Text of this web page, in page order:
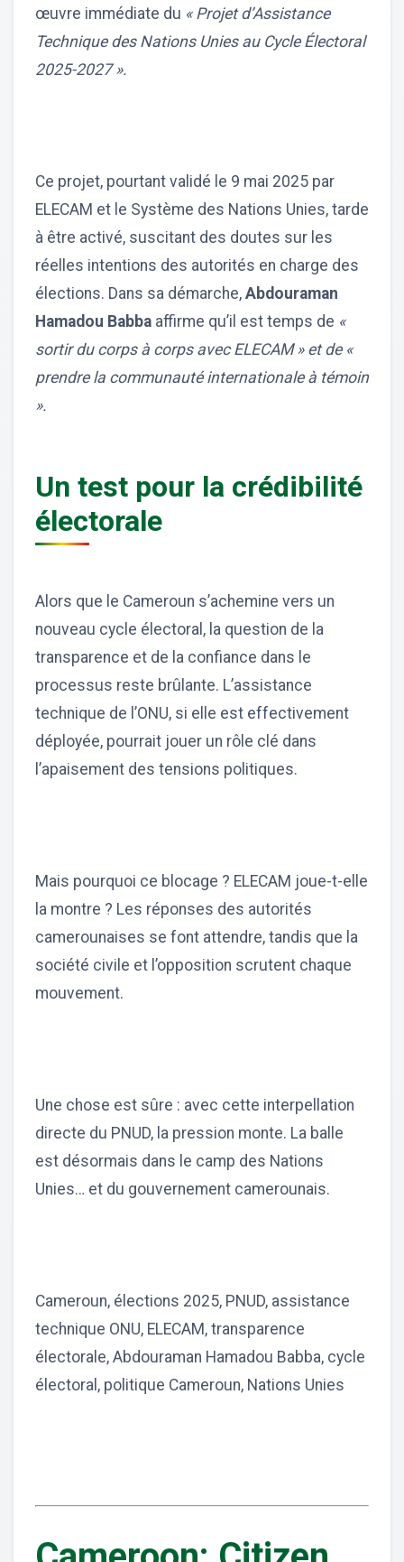
œuvre immédiate du « Projet d’Assistance
Technique des Nations Unies au Cycle Électoral
2025-2027 ».
Ce projet, pourtant validé le 9 mai 2025 par
ELECAM et le Système des Nations Unies, tarde
à être activé, suscitant des doutes sur les
réelles intentions des autorités en charge des
élections. Dans sa démarche, Abdouraman
Hamadou Babba affirme qu’il est temps de «
sortir du corps à corps avec ELECAM » et de «
prendre la communauté internationale à témoin
».
Un test pour la crédibilité
électorale
Alors que le Cameroun s’achemine vers un
nouveau cycle électoral, la question de la
transparence et de la confiance dans le
processus reste brûlante. L’assistance
technique de l’ONU, si elle est effectivement
déployée, pourrait jouer un rôle clé dans
l’apaisement des tensions politiques.
Mais pourquoi ce blocage ? ELECAM joue-t-elle
la montre ? Les réponses des autorités
camerounaises se font attendre, tandis que la
société civile et l’opposition scrutent chaque
mouvement.
Une chose est sûre : avec cette interpellation
directe du PNUD, la pression monte. La balle
est désormais dans le camp des Nations
Unies… et du gouvernement camerounais.
Cameroun, élections 2025, PNUD, assistance
technique ONU, ELECAM, transparence
électorale, Abdouraman Hamadou Babba, cycle
électoral, politique Cameroun, Nations Unies